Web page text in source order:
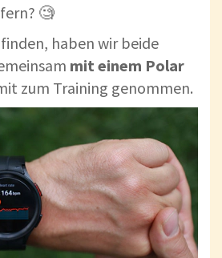
🧐
haben wir beide
mit einem Polar
zum Training genommen.